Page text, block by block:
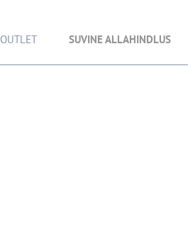
OUTLET SUVINE ALLAHINDLUS